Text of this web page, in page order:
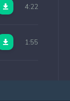
4:22
1:55